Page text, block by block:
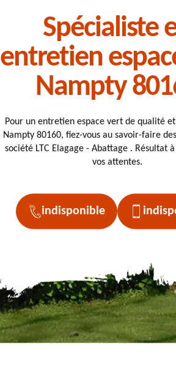
Spécialiste
entretien
Nampty
Pour un entretien espace vert de qualité
Nampty 80160, fiez-vous au savoir-faire
société LTC Elagage - Abattage . Résultat
vos attentes.
indisponible